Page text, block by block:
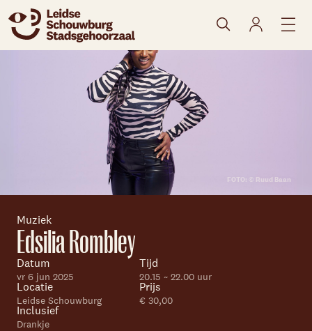
Skip navigatie
FOTO: © Ruud Baan
naar agenda
Muziek
Edsilia Rombley
Datum
vr 6 jun 2025
Tijd
20.15 ~ 22.00 uur
Locatie
Leidse Schouwburg
Prijs
€ 30,00
Inclusief
Drankje